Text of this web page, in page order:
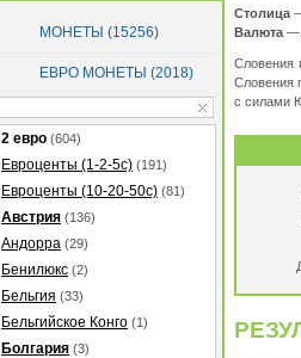
МОНЕТЫ (15256)
ЕВРО МОНЕТЫ (2018)
2 евро (604)
Евроценты (1-2-5с) (191)
Евроценты (10-20-50с) (81)
Австрия (136)
Андорра (29)
Бенилюкс (2)
Бельгия (33)
Бельгийское Конго (1)
Болгария (3)
Столица
Валюта —
Словения
Словения
с силами